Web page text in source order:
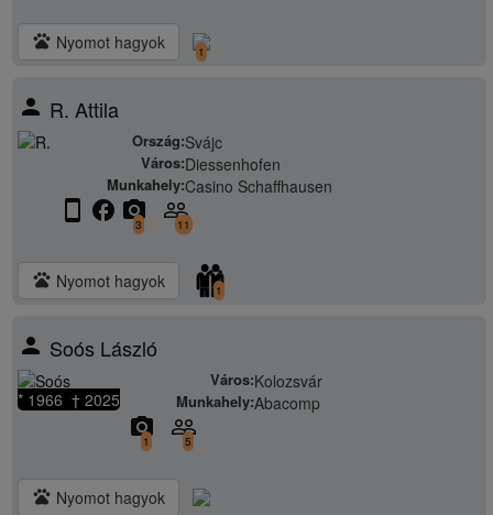
pets Nyomot hagyok 1
person R. Attila
Ország:Svájc
Város:Diessenhofen
Munkahely:Casino Schaffhausen
stay_current_portrait facebook camera_alt
3
people_outline
11
pets Nyomot hagyok 1
person Soós László
* 1966 † 2025
Város:Kolozsvár
Munkahely:Abacomp
camera_alt
1
people_outline
5
pets Nyomot hagyok